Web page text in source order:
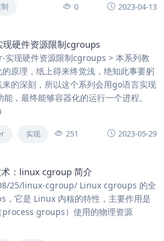
0 2023-04-13
硬件资源限制cgroups
实现硬件资源限制cgroups > 本系列教
原理，纸上得来终觉浅，绝知此事要躬
的深刻，所以这个系列会用go语言实现
，最终能够容器化的运行一个进程。
实现 251 2023-05-29
：linux cgroup 简介
25/linux-cgroup/ Linux cgroups 的全
它是 Linux 内核的特性，主要作用是
process groups）使用的物理资源